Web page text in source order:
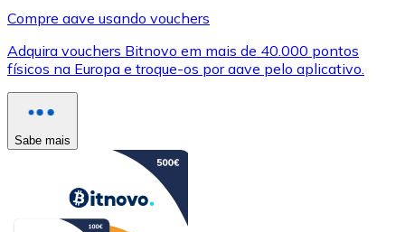
Compre aave usando vouchers
Adquira vouchers Bitnovo em mais de 40.000 pontos
físicos na Europa e troque-os por aave pelo aplicativo.
Sabe mais